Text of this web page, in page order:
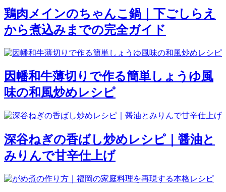
鶏肉メインのちゃんこ鍋｜下ごしらえ
から煮込みまでの完全ガイド
因幡和牛薄切りで作る簡単しょうゆ風
味の和風炒めレシピ
深谷ねぎの香ばし炒めレシピ｜醤油と
みりんで甘辛仕上げ